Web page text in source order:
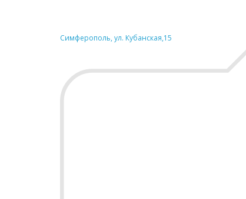
Симферополь, ул. Кубанская,15